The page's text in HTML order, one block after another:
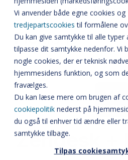
Vi anvender både egne cookies og
tredjepartscookies til formålene
Du kan give samtykke til alle typer
tilpasse dit samtykke nedenfor. Vi
nogle cookies, der er teknisk
hjemmesidens funktion, og som
fravælges.
Du kan læse mere om brugen af
cookiepolitik nederst på
du også til enhver tid ændre eller
samtykke tilbage.
Tilpas
Søg
FLEXFONE CALLAI
WALLBOARD
ALLE FUNKTIONER
BUSYLIGHT
SOFTPHONE
INTEGRATIONER
MATERIALER
Zendesk +